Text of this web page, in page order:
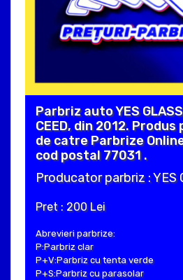
Parbriz auto YES
CEED, din 2012.
de catre Parbrize
cod postal 77031 .
Producator parbriz : YES
Pret : 200 Lei
Abrevieri parbrize:
P:Parbriz clar
P+V:Parbriz cu tenta verde
P+S:Parbriz cu parasolar